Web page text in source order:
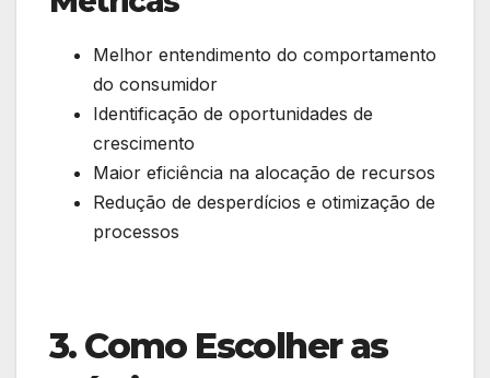
Melhor entendimento do comportamento
do consumidor
Identificação de oportunidades de
crescimento
Maior eficiência na alocação de recursos
Redução de desperdícios e otimização de
processos
3. Como Escolher as